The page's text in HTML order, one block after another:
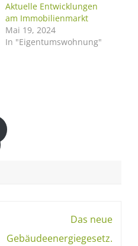
Aktuelle Entwicklungen
am Immobilienmarkt
Mai 19, 2024
In "Eigentumswohnung"
Das neue
Gebäudeenergiegesetz.